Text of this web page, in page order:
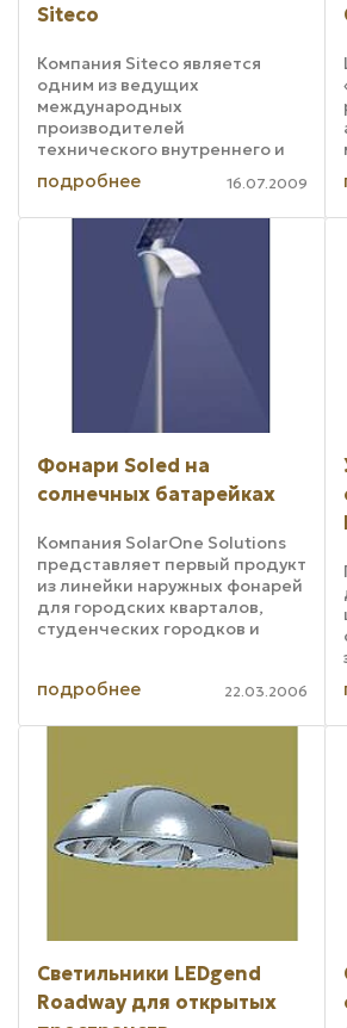
Siteco
Компания Siteco является
одним из ведущих
международных
производителей
технического внутреннего и
наружного освещения, а также
специфических световых
решений. В числе целого ряда
направлений деятельности
компании, начинавшей как
светотехническое ...
подробнее 16.07.2009
Фонари Soled на
солнечных батарейках
Компания SolarOne Solutions
представляет первый продукт
из линейки наружных фонарей
для городских кварталов,
студенческих городков и
солнечных элементов, а свет
подробнее 22.03.2006
Светильники LEDgend
Roadway для открытых